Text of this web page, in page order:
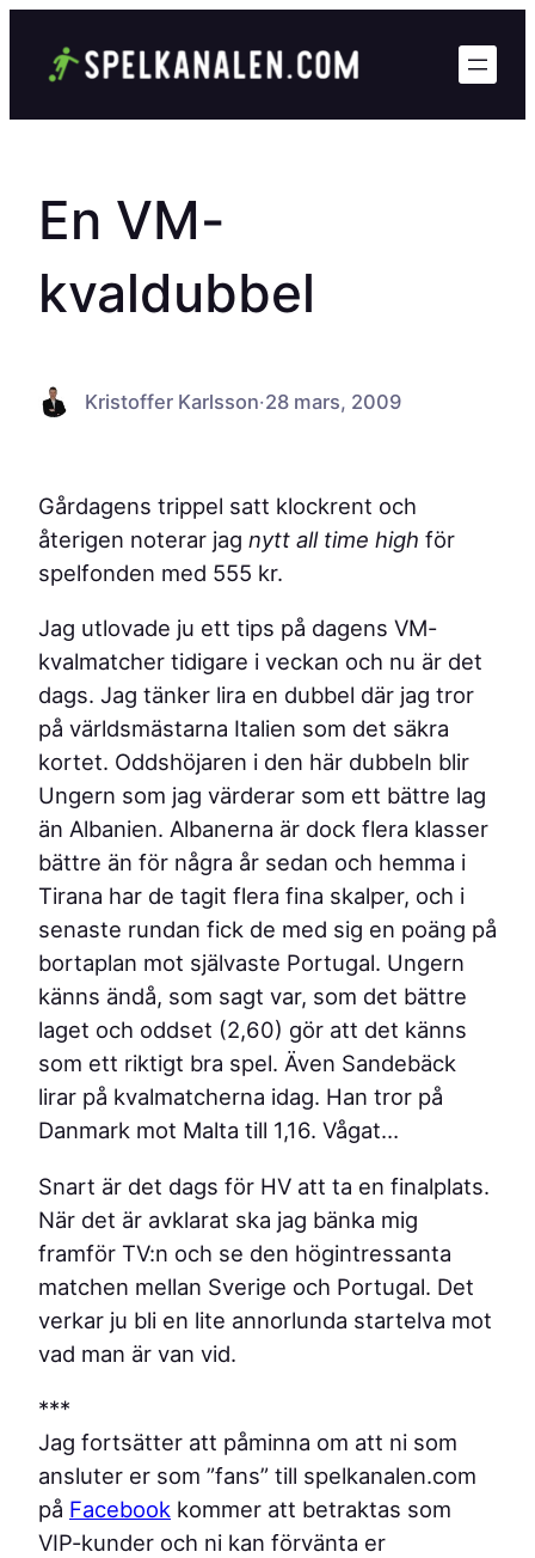
En VM-
kvaldubbel
Kristoffer Karlsson·28 mars, 2009
Gårdagens trippel satt klockrent och
återigen noterar jag nytt all time high för
spelfonden med 555 kr.
Jag utlovade ju ett tips på dagens VM-
kvalmatcher tidigare i veckan och nu är det
dags. Jag tänker lira en dubbel där jag tror
på världsmästarna Italien som det säkra
kortet. Oddshöjaren i den här dubbeln blir
Ungern som jag värderar som ett bättre lag
än Albanien. Albanerna är dock flera klasser
bättre än för några år sedan och hemma i
Tirana har de tagit flera fina skalper, och i
senaste rundan fick de med sig en poäng på
bortaplan mot självaste Portugal. Ungern
känns ändå, som sagt var, som det bättre
laget och oddset (2,60) gör att det känns
som ett riktigt bra spel. Även Sandebäck
lirar på kvalmatcherna idag. Han tror på
Danmark mot Malta till 1,16. Vågat…
Snart är det dags för HV att ta en finalplats.
När det är avklarat ska jag bänka mig
framför TV:n och se den högintressanta
matchen mellan Sverige och Portugal. Det
verkar ju bli en lite annorlunda startelva mot
vad man är van vid.
***
Jag fortsätter att påminna om att ni som
ansluter er som ”fans” till spelkanalen.com
på Facebook kommer att betraktas som
VIP-kunder och ni kan förvänta er